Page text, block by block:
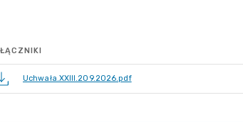
Uchwała.XXIII.209.2026.pdf